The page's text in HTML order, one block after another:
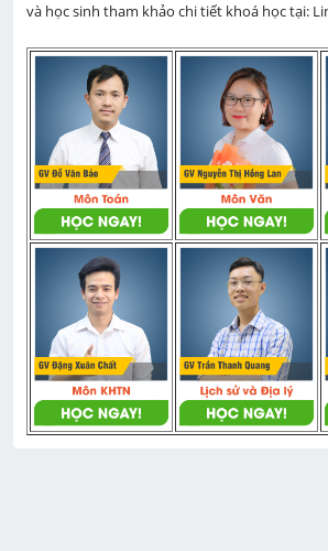
và học sinh tham khảo chi tiết khoá học tại: